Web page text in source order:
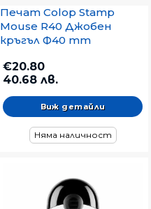
Печат Colop Stamp
Mouse R40 Джобен
кръгъл Ф40 mm
€20.80
40.68 лв.
Виж детайли
Няма наличност